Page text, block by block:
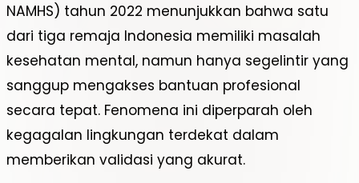
NAMHS) tahun 2022 menunjukkan bahwa satu
dari tiga remaja Indonesia memiliki masalah
kesehatan mental, namun hanya segelintir yang
sanggup mengakses bantuan profesional
secara tepat. Fenomena ini diperparah oleh
kegagalan lingkungan terdekat dalam
memberikan validasi yang akurat.